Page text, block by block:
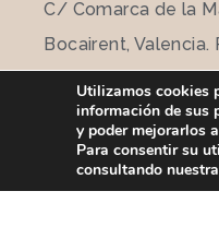
C/ Comarca de la
Bocairent, Valencia.
Telf: (+34) 96 235
Utilizamos cookies
información de sus
y poder mejorarlos
Para consentir su
consultando nuestra